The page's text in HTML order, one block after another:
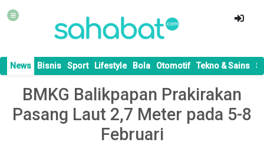
News Bisnis Sport Lifestyle Bola Otomotif Tekno & Sains
BMKG Balikpapan Prakirakan
Pasang Laut 2,7 Meter pada 5-8
Februari